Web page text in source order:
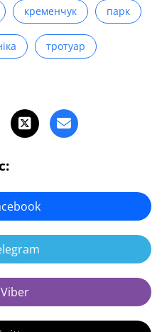
кременчук парк
тротуар
Viber